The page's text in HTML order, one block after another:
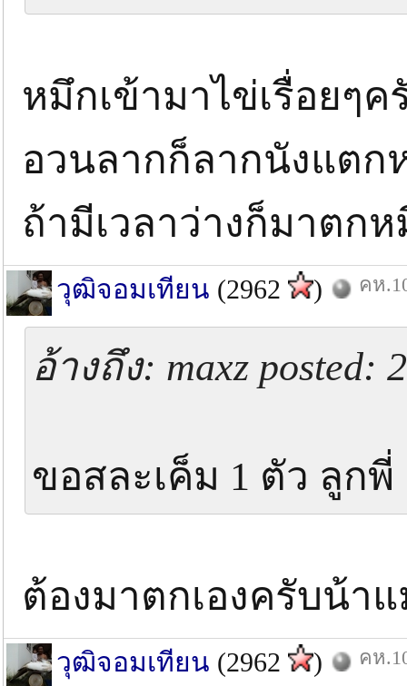
หมึกเข้ามาไข่เรื่อยๆค
อวนลากก็ลากนังแตก
ถ้ามีเวลาว่างก็มาตก
วุฒิจอมเทียน (2962 ) คห
อ้างถึง: maxz posted:
ขอสละเค็ม 1 ตัว ลูก
ต้องมาตกเองครับน้า
วุฒิจอมเทียน (2962 ) คห